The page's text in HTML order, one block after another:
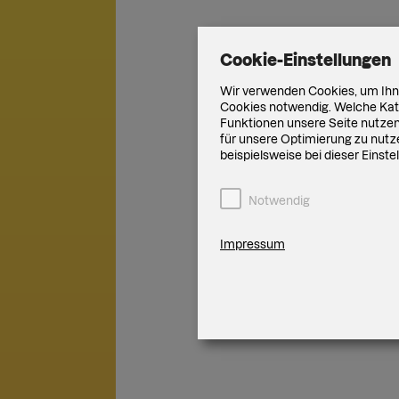
Cookie-Einstellungen
Wir verwenden Cookies, um
Cookies notwendig. Welche
Funktionen unsere Seite
für unsere Optimierung zu
beispielsweise bei dieser
Notwendig
Impressum